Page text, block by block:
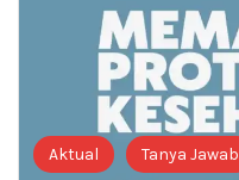
Aktual Tanya Jawab